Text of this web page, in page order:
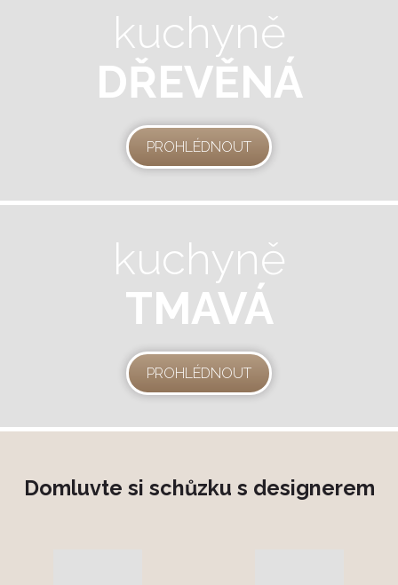
kuchyně
DŘEVĚNÁ
PROHLÉDNOUT
kuchyně
TMAVÁ
PROHLÉDNOUT
Domluvte si schůzku s designerem